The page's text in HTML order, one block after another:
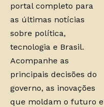
portal completo para
as últimas notícias
sobre política,
tecnologia e Brasil.
Acompanhe as
principais decisões do
governo, as inovações
que moldam o futuro e